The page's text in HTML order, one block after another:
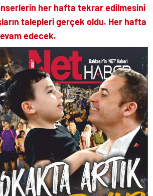
her hafta tekrar edilmesini
talepleri gerçek oldu. Her hafta
edecek.